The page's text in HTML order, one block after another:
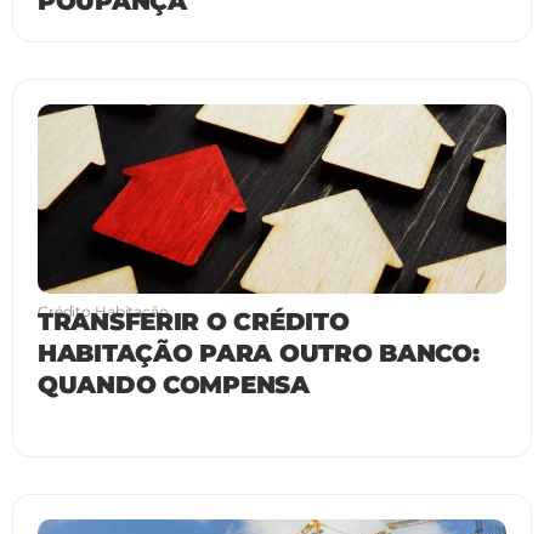
Crédito Habitação
TRANSFERIR O CRÉDITO
HABITAÇÃO PARA OUTRO BANCO:
QUANDO COMPENSA